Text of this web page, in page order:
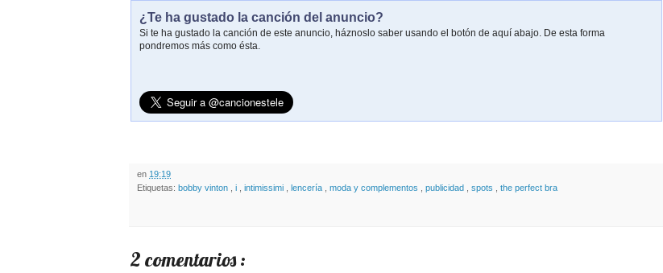
¿Te ha gustado la canción del anuncio?
Si te ha gustado la canción de este anuncio, háznoslo saber usando el botón de aquí abajo. De esta forma
pondremos más como ésta.
en 19:19
Etiquetas: bobby vinton i intimissimi lencería moda y complementos publicidad spots the perfect bra
2 comentarios :